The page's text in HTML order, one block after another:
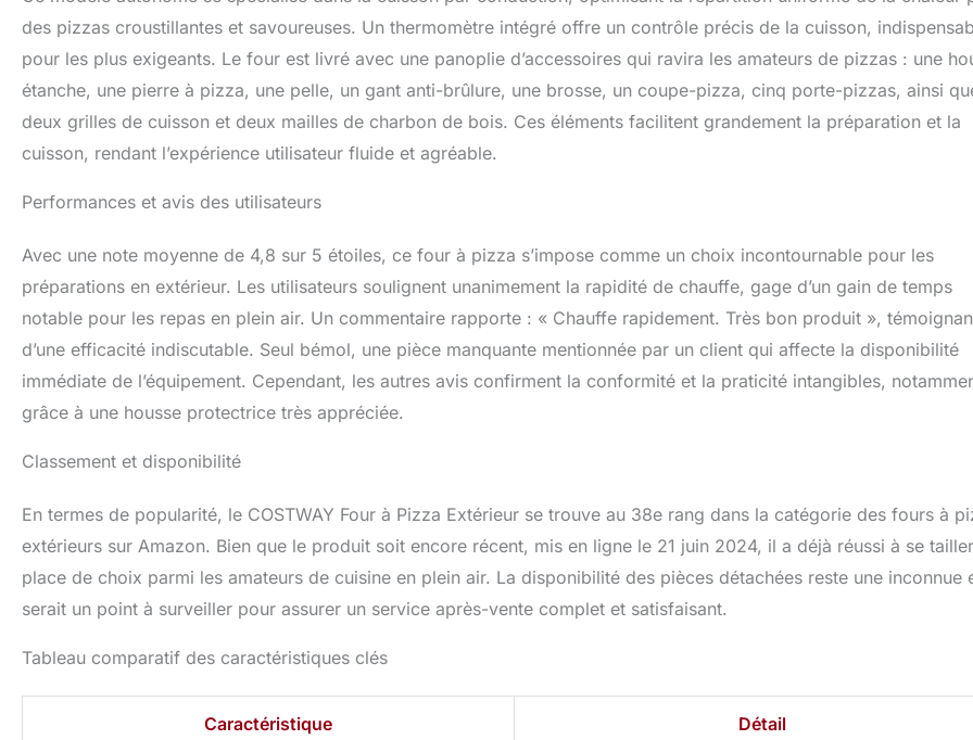
des pizzas croustillantes et savoureuses. Un thermomètre intégré offre un contrôle précis de la cuisson,
pour les plus exigeants. Le four est livré avec une panoplie d’accessoires qui ravira les amateurs de pizzas : une
étanche, une pierre à pizza, une pelle, un gant anti-brûlure, une brosse, un coupe-pizza, cinq porte-pizzas, ainsi
deux grilles de cuisson et deux mailles de charbon de bois. Ces éléments facilitent grandement la préparation et la
cuisson, rendant l’expérience utilisateur fluide et agréable.
Performances et avis des utilisateurs
Avec une note moyenne de 4,8 sur 5 étoiles, ce four à pizza s’impose comme un choix incontournable pour les
préparations en extérieur. Les utilisateurs soulignent unanimement la rapidité de chauffe, gage d’un gain de temps
notable pour les repas en plein air. Un commentaire rapporte : « Chauffe rapidement. Très bon produit »,
d’une efficacité indiscutable. Seul bémol, une pièce manquante mentionnée par un client qui affecte la disponibilité
immédiate de l’équipement. Cependant, les autres avis confirment la conformité et la praticité intangibles,
grâce à une housse protectrice très appréciée.
Classement et disponibilité
En termes de popularité, le COSTWAY Four à Pizza Extérieur se trouve au 38e rang dans la catégorie des fours à
extérieurs sur Amazon. Bien que le produit soit encore récent, mis en ligne le 21 juin 2024, il a déjà réussi à se
place de choix parmi les amateurs de cuisine en plein air. La disponibilité des pièces détachées reste une inconnue
serait un point à surveiller pour assurer un service après-vente complet et satisfaisant.
Tableau comparatif des caractéristiques clés
Caractéristique Détail